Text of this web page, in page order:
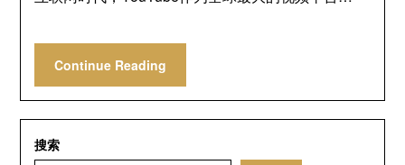
Continue Reading
搜索